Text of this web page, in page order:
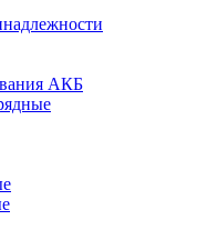
АКБ